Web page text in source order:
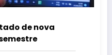
de nova